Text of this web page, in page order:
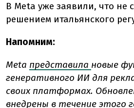
В Meta уже заявили, что не
решением итальянского
Напомним:
Meta представила новые
генеративного ИИ для
своих платформах.
внедрены в течение этого